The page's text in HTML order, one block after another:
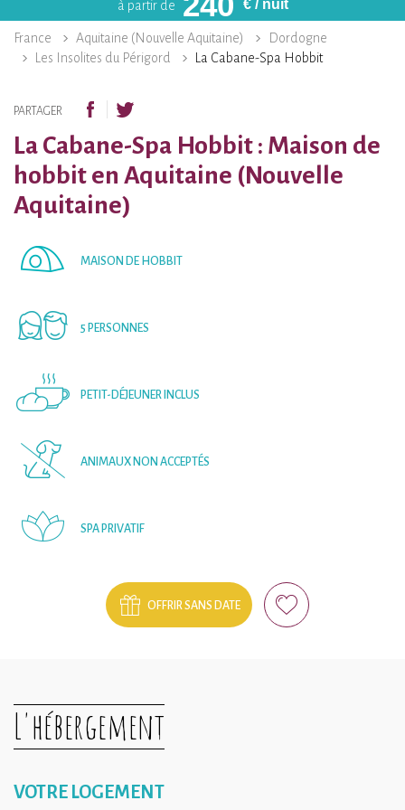
à partir de € / nuit
France Aquitaine (Nouvelle Aquitaine)
Dordogne
Les Insolites du Périgord
La Cabane-Spa Hobbit
PARTAGER
La Cabane-Spa Hobbit : Maison de
hobbit en Aquitaine (Nouvelle
Aquitaine)
MAISON DE HOBBIT
5 PERSONNES
PETIT-DÉJEUNER INCLUS
ANIMAUX NON ACCEPTÉS
SPA PRIVATIF
OFFRIR SANS DATE
L'hébergement
VOTRE LOGEMENT